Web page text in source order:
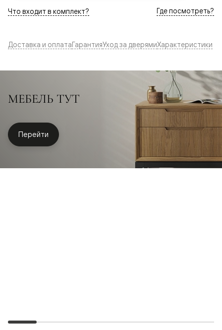
Что входит в комплект? Где посмотреть?
Доставка и оплатаГарантияУход за дверямиХарактеристики
МЕБЕЛЬ ТУТ
Перейти